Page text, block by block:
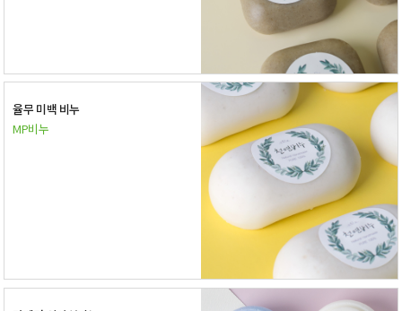
율무 미백 비누
MP비누